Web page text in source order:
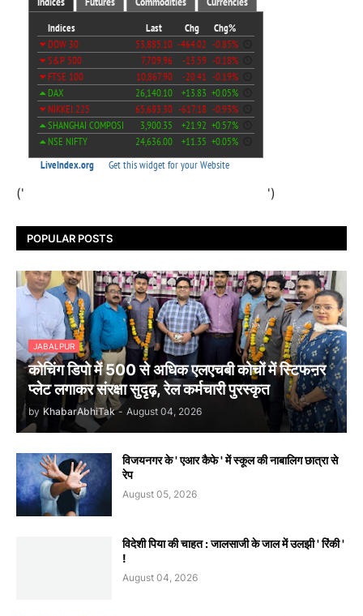
(' ')
POPULAR POSTS
JABALPUR
कोचिंग डिपो में 500 से अधिक एलएचबी कोचों में स्टिफऩर
प्लेट लगाकर संरक्षा सुदृढ़, रेल कर्मचारी पुरस्कृत
by KhabarAbhiTak - August 04, 2026
विजयनगर के ' एआर कैफे ' में स्कूल की नाबालिग छात्रा से
रेप
August 05, 2026
विदेशी पिया की चाहत : जालसाजी के जाल में उलझी ' रिंकी '
!
August 04, 2026